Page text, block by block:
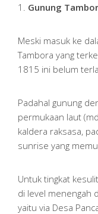
1. Gunung
Meski masuk ke
Tambora yang
1815 ini belum
Padahal gunung
permukaan laut
kaldera raksasa,
sunrise yang
Untuk tingkat
di level menengah
yaitu via Desa